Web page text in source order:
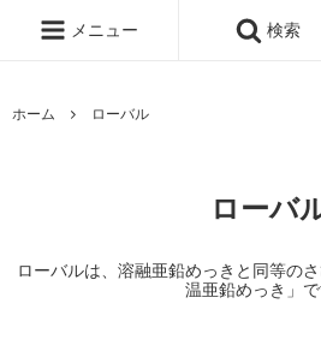
メニュー 検索
ホーム ローバル
ローバ
ローバルは、溶融亜鉛めっきと同等の
温亜鉛めっき」で